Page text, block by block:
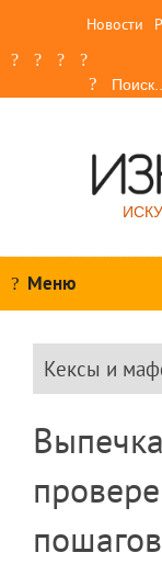
Новости
Меню
Кексы и